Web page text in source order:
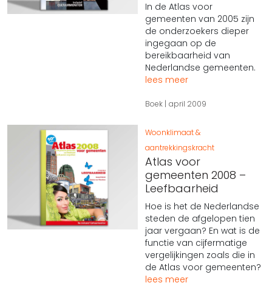
In de Atlas voor
gemeenten van 2005 zijn
de onderzoekers dieper
ingegaan op de
bereikbaarheid van
Nederlandse gemeenten.
lees meer
Boek april 2009
Woonklimaat &
aantrekkingskracht
Atlas voor
gemeenten 2008 –
Leefbaarheid
Hoe is het de Nederlandse
steden de afgelopen tien
jaar vergaan? En wat is de
functie van cijfermatige
vergelijkingen zoals die in
de Atlas voor gemeenten?
lees meer